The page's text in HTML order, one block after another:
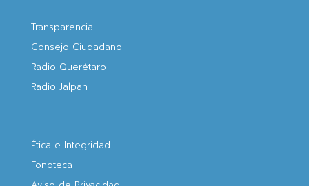
Transparencia
Consejo Ciudadano
Radio Querétaro
Radio Jalpan
Ética e Integridad
Fonoteca